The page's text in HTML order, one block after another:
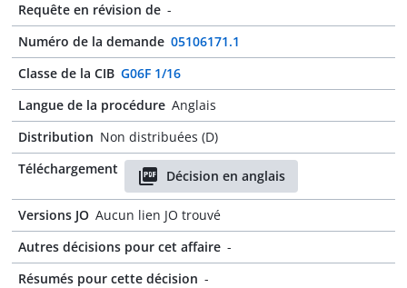
Requête en révision de -
Numéro de la demande 05106171.1
Classe de la CIB G06F 1/16
Langue de la procédure Anglais
Distribution Non distribuées (D)
Téléchargement
Décision en anglais
Versions JO Aucun lien JO trouvé
Autres décisions pour cet affaire -
Résumés pour cette décision -